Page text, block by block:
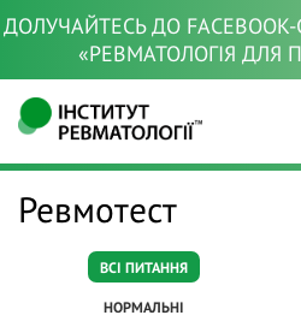
ДОЛУЧАЙТЕСЬ ДО
«РЕВМАТОЛОГІЯ ДЛЯ
Ревмотест
ВСІ ПИТАННЯ
НОРМАЛЬНІ